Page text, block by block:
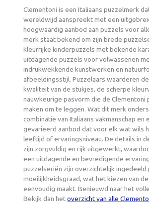
Clementoni is een Italiaans puzzelmerk
wereldwijd aanspreekt met een
hoogwaardig aanbod aan puzzels voor
merk staat bekend om zijn brede
kleurrijke kinderpuzzels met bekende
uitdagende puzzels voor volwassenen
indrukwekkende kunstwerken en
afbeeldingsstijl. Puzzelaars waarderen
kwaliteit van de stukjes, de scherpe
nauwkeurige pasvorm die de Clementoni
maken om te leggen. Wat dit merk
combinatie van Italiaans vakmanschap en
gevarieerd aanbod dat voor elk wat wils
leeftijd of ervaringsniveau. De details in
zijn zorgvuldig en rijk uitgewerkt,
een uitdagende en bevredigende
puzzelseriën zijn overzichtelijk ingedeeld
moeilijkheidsgraad, wat het kiezen van
eenvoudig maakt. Benieuwd naar het
Bekijk dan hetoverzicht van alle